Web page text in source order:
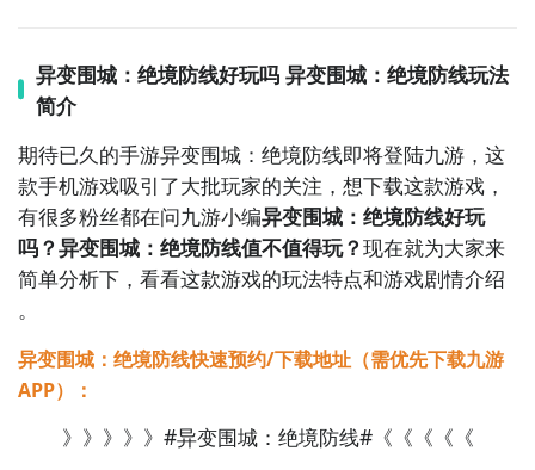
最直接的方法就是到九游APP进行下载，九游APP提供
海量的精品游戏下载，
在九游客户端搜索栏中输入异变围城：绝境防线进行搜
索，点击进入到游戏专区中，如图所示：如图所示，这
样你就不用四处寻求游戏下载包，简简单单的两步你就
可以安装了，同时​还有大量的安卓手机游戏攻略。
九游APP下载 【高速下载】
异变围城：绝境防线好玩吗 异变围城：绝境防线玩法
简介
期待已久的手游异变围城：绝境防线即将登陆九游，这
款手机游戏吸引了大批玩家的关注，想下载这款游戏，
有很多粉丝都在问九游小编异变围城：绝境防线好玩
吗？异变围城：绝境防线值不值得玩？现在就为大家来
简单分析下，看看这款游戏的玩法特点和游戏剧情介绍
。
异变围城：绝境防线快速预约/下载地址（需优先下载九游
APP）：
》》》》》#异变围城：绝境防线#《《《《《